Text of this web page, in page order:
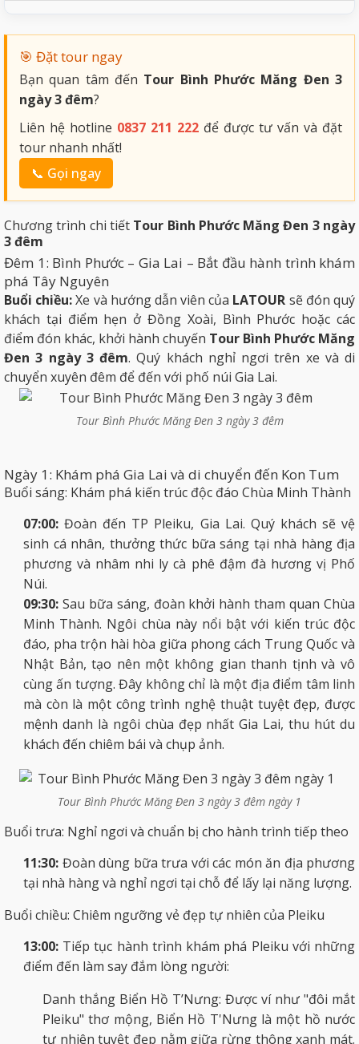
🎯 Đặt tour ngay
Bạn quan tâm đến Tour Bình Phước Măng Đen 3
ngày 3 đêm?
Liên hệ hotline 0837 211 222 để được tư vấn và đặt
tour nhanh nhất!
📞 Gọi ngay
Chương trình chi tiết Tour Bình Phước Măng Đen 3 ngày
3 đêm
Đêm 1: Bình Phước – Gia Lai – Bắt đầu hành trình khám
phá Tây Nguyên
Buổi chiều:Xe và hướng dẫn viên của LATOUR sẽ đón quý
khách tại điểm hẹn ở Đồng Xoài, Bình Phước hoặc các
điểm đón khác, khởi hành chuyến Tour Bình Phước Măng
Đen 3 ngày 3 đêm. Quý khách nghỉ ngơi trên xe và di
chuyển xuyên đêm để đến với phố núi Gia Lai.
Tour Bình Phước Măng Đen 3 ngày 3 đêm
Ngày 1: Khám phá Gia Lai và di chuyển đến Kon Tum
Buổi sáng: Khám phá kiến trúc độc đáo Chùa Minh Thành
07:00: Đoàn đến TP Pleiku, Gia Lai. Quý khách sẽ vệ
sinh cá nhân, thưởng thức bữa sáng tại nhà hàng địa
phương và nhâm nhi ly cà phê đậm đà hương vị Phố
Núi.
09:30: Sau bữa sáng, đoàn khởi hành tham quan Chùa
Minh Thành. Ngôi chùa này nổi bật với kiến trúc độc
đáo, pha trộn hài hòa giữa phong cách Trung Quốc và
Nhật Bản, tạo nên một không gian thanh tịnh và vô
cùng ấn tượng. Đây không chỉ là một địa điểm tâm linh
mà còn là một công trình nghệ thuật tuyệt đẹp, được
mệnh danh là ngôi chùa đẹp nhất Gia Lai, thu hút du
khách đến chiêm bái và chụp ảnh.
Tour Bình Phước Măng Đen 3 ngày 3 đêm ngày 1
Buổi trưa: Nghỉ ngơi và chuẩn bị cho hành trình tiếp theo
11:30: Đoàn dùng bữa trưa với các món ăn địa phương
tại nhà hàng và nghỉ ngơi tại chỗ để lấy lại năng lượng.
Buổi chiều: Chiêm ngưỡng vẻ đẹp tự nhiên của Pleiku
13:00: Tiếp tục hành trình khám phá Pleiku với những
điểm đến làm say đắm lòng người:
Danh thắng Biển Hồ T’Nưng: Được ví như "đôi mắt
Pleiku" thơ mộng, Biển Hồ T'Nưng là một hồ nước
tự nhiên tuyệt đẹp nằm giữa rừng thông xanh mát.